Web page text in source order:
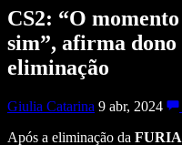
CS2: “O
sim”, afirma
eliminação
Giulia Catarina 9 abr, 2024
Após a eliminação da FURIA